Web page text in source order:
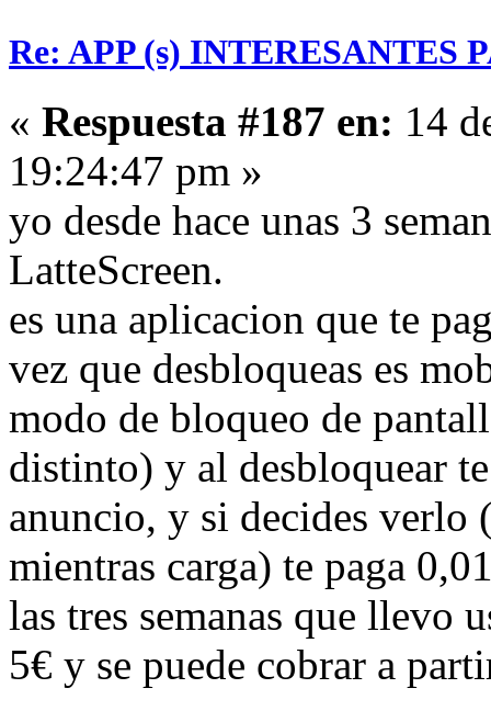
Re: APP (s) INTERESANTES
« Respuesta #187 en: 14
19:24:47 pm »
yo desde hace unas 3
LatteScreen.
es una aplicacion que te
vez que desbloqueas es
modo de bloqueo de
distinto) y al desbloquear
anuncio, y si decides verlo
mientras carga) te paga
las tres semanas que llevo
5€ y se puede cobrar a